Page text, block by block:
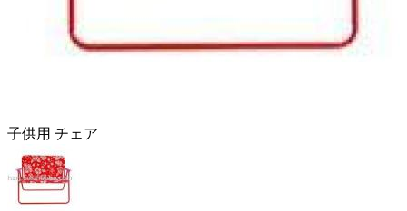
子供用 チェア